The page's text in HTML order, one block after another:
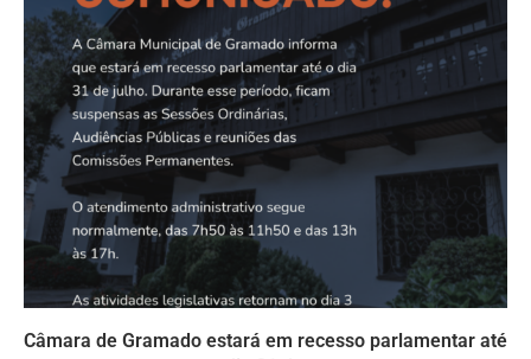
Câmara de Gramado estará em recesso parlamentar até